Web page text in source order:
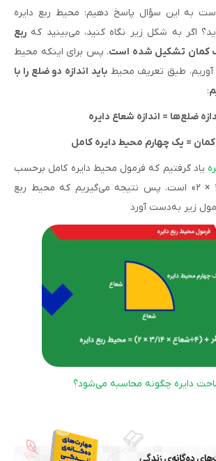
به این سؤال پاسخ دهیم: محیط ربع دایره
اگر به شکل زیر نگاه کنید، می‌بینید که ربع
کمان تشکیل شده است. پس برای اینکه محیط
طبق تعریف محیطباید اندازه دو ضلع را با
:
ضلع‌ها = اندازه شعاع دایره
کمان = یک چهارم محیط دایره کامل
یاد گرفتیم که فرمول محیط دایره کامل برحسب
شعاع «شعاع × ۳/۱۴ × ۲» است. پس نتیجه می‌گیریم که محیط ربع
زیر به‌دست آورد
دایره چگونه محاسبه می‌شود؟